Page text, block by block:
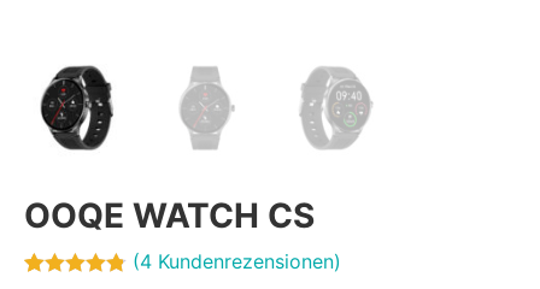
OOQE WATCH CS
(4 Kundenrezensionen)